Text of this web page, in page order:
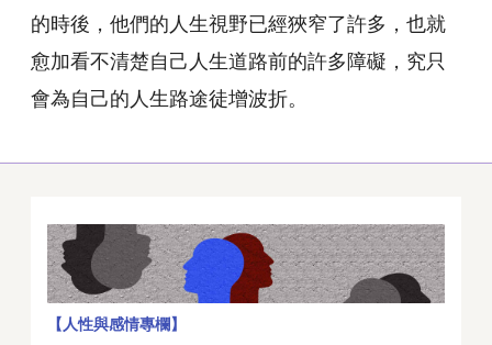
的時後，他們的人生視野已經狹窄了許多，也就
愈加看不清楚自己人生道路前的許多障礙，究只
會為自己的人生路途徒增波折。
【人性與感情專欄】